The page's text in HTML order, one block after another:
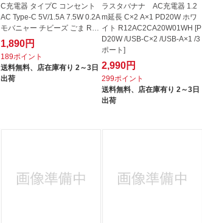
C充電器 タイプC コンセント
AC Type-C 5V/1.5A 7.5W 0.2A
モバニャー チビーズ ごま RA
C...
1,890円
189ポイント
送料無料、 店在庫有り 2～3日
出荷
ラスタバナナ AC充電器 1.2
m延長 C×2 A×1 PD20W ホワ
イト R12AC2CA20W01WH [P
D20W /USB-C×2 /USB-A×1 /3
ポート]
2,990円
299ポイント
送料無料、 店在庫有り 2～3日
出荷